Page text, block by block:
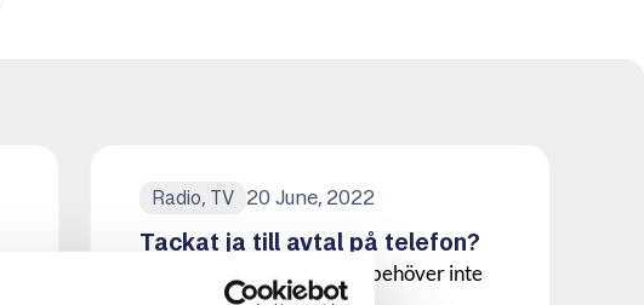
Radio, TV 20 June, 2022
Tackat ja till avtal på telefon?
Avtal du ingått via telefon behöver inte